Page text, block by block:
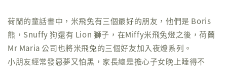
荷蘭的童話書中，米飛兔有三個最好的朋友，他們是 Boris
熊，Snuffy 狗還有 Lion 獅子，在Miffy米飛兔燈之後，荷蘭
Mr Maria 公司也將米飛兔的三個好友加入夜燈系列。
小朋友經常發惡夢又怕黑，家長總是擔心子女晚上睡得不